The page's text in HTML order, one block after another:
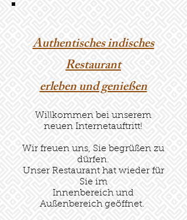
Authentisches indisches
Restaurant
erleben und genießen
Willkommen bei unserem
neuen Internetauftritt!
Wir freuen uns, Sie begrüßen zu
dürfen.
Unser Restaurant hat wieder für
Sie im
Innenbereich und
Außenbereich geöffnet.